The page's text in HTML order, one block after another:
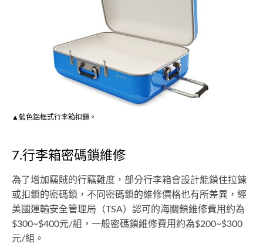
▲藍色鋁框式行李箱扣鎖。
7.行李箱密碼鎖維修
為了增加竊賊的行竊難度，部分行李箱會設計能鎖住拉鍊
或扣鎖的密碼鎖，不同密碼鎖的維修價格也有所差異，經
美國運輸安全管理局（TSA）認可的海關鎖維修費用約為
$300~$400元/組，一般密碼鎖維修費用約為$200~$300
元/組。